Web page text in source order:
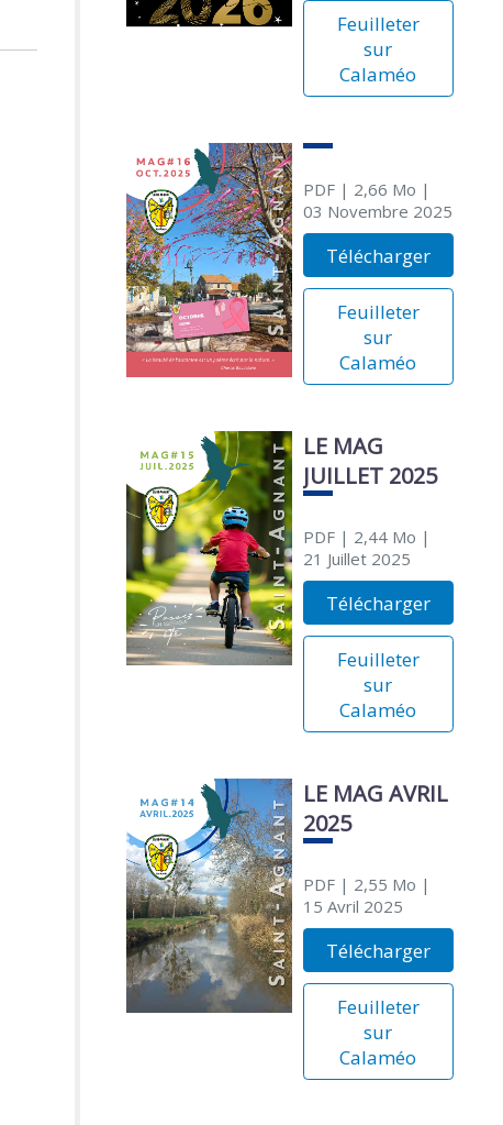
Feuilleter
sur
Calaméo
PDF| 2,66 Mo |
03 Novembre 2025
Télécharger
Feuilleter
sur
Calaméo
LE MAG
JUILLET 2025
PDF| 2,44 Mo |
21 Juillet 2025
Télécharger
Feuilleter
sur
Calaméo
LE MAG AVRIL
2025
PDF| 2,55 Mo |
15 Avril 2025
Télécharger
Feuilleter
sur
Calaméo